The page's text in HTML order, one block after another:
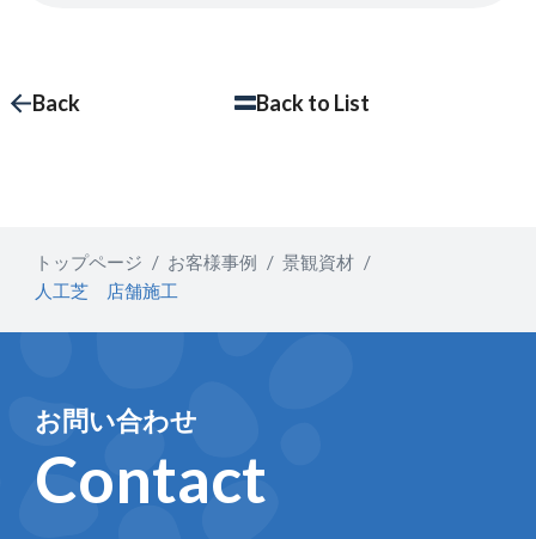
Back Back to List
トップページ お客様事例
景観資材
人工芝 店舗施工
お問い合わせ
Contact